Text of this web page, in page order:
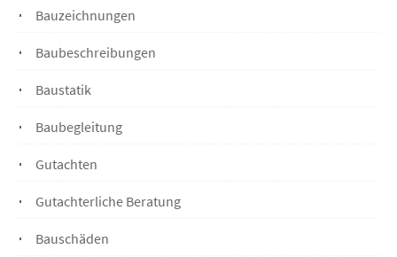
Bauzeichnungen
Baubeschreibungen
Baustatik
Baubegleitung
Gutachten
Gutachterliche Beratung
Bauschäden